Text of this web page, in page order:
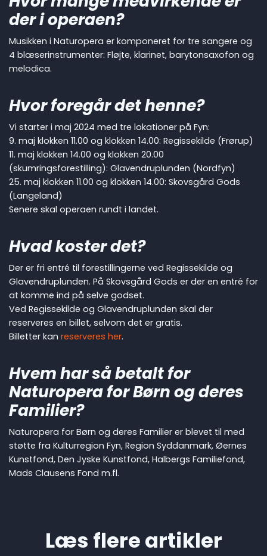
der i operaen?
Musikken i Naturopera er komponeret for tre sangere og
4 blæserinstrumenter: Fløjte, klarinet, barytonsaxofon og
melodica.
Hvor foregår det henne?
Vi starter i maj 2024 med tre lokationer på Fyn:
9. maj klokken 11.00 og klokken 14.00: Regissekilde (Frørup)
11. maj klokken 14.00 og klokken 20.00
(skumringsforestilling): Glavendruplunden (Nordfyn)
25. maj klokken 11.00 og klokken 14.00: Skovsgård Gods
(Langeland)
Senere skal operaen rundt i landet.
Hvad koster det?
Der er fri entré til forestillingerne ved Regissekilde og
Glavendruplunden. På Skovsgård Gods er der en entré for
at komme ind på selve godset.
Ved Regissekilde og Glavendruplunden skal der
reserveres en billet, selvom det er gratis.
Billetter kan reserveres her.
Hvem har så betalt for
Naturopera for Børn og deres
Familier?
Naturopera for Børn og deres Familier er blevet til med
støtte fra Kulturregion Fyn, Region Syddanmark, Øernes
Kunstfond, Den Jyske Kunstfond, Halbergs Familiefond,
Mads Clausens Fond m.fl.
Læs flere artikler